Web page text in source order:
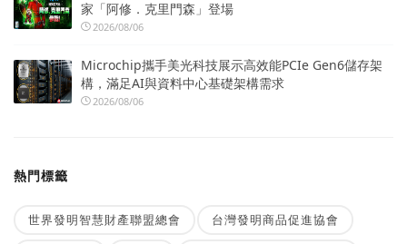
家「阿修．克里門森」登場
2026/08/06
Microchip攜手美光科技展示高效能PCIe Gen6儲存架
構，滿足AI與資料中心基礎架構需求
2026/08/06
熱門標籤
世界發明智慧財產聯盟總會 台灣發明商品促進協會